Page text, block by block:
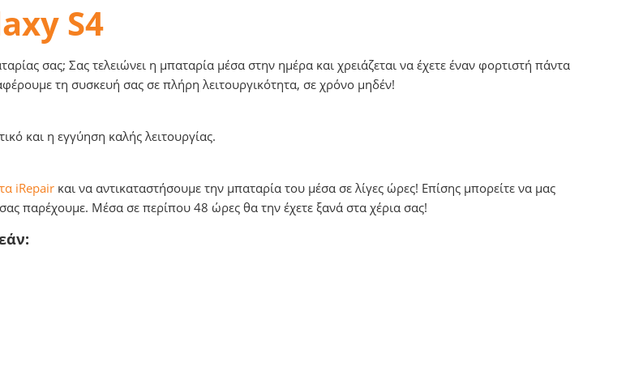
S4
σας; Σας τελειώνει η μπαταρία μέσα στην ημέρα και χρειάζεται να έχετε έναν φορτιστή πάντα
τη συσκευή σας σε πλήρη λειτουργικότητα, σε χρόνο μηδέν!
και η εγγύηση καλής λειτουργίας.
iRepair και να αντικαταστήσουμε την μπαταρία του μέσα σε λίγες ώρες! Επίσης μπορείτε να μας
παρέχουμε. Μέσα σε περίπου 48 ώρες θα την έχετε ξανά στα χέρια σας!